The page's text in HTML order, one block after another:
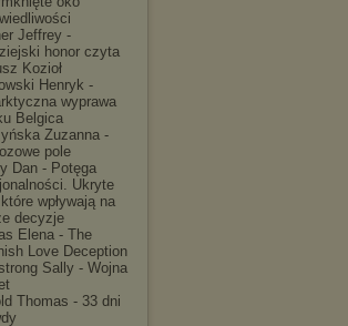
i
Jeffrey -
honor czyta
Kozioł
Henryk -
wyprawa
Belgica
Zuzanna -
pole
Dan - Potęga
i. Ukryte
wpływają na
decyzje
Elena - The
Love Deception
Sally - Wojna
Thomas - 33 dni